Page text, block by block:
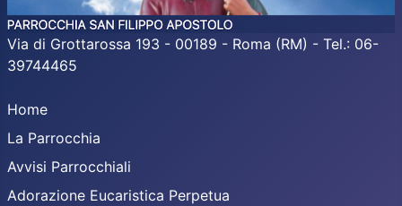
Via di Grottarossa 193 - 00189 - Roma (RM) - Tel.: 06-
39744465
Home
La Parrocchia
Avvisi Parrocchiali
Adorazione Eucaristica Perpetua